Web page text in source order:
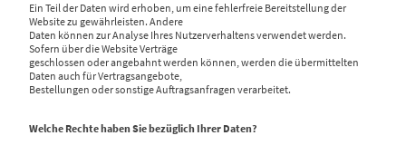
Ein Teil der Daten wird erhoben, um eine fehlerfreie Bereitstellung der
Website zu gewährleisten. Andere
Daten können zur Analyse Ihres Nutzerverhaltens verwendet werden.
Sofern über die Website Verträge
geschlossen oder angebahnt werden können, werden die übermittelten
Daten auch für Vertragsangebote,
Bestellungen oder sonstige Auftragsanfragen verarbeitet.
Welche Rechte haben Sie bezüglich Ihrer Daten?